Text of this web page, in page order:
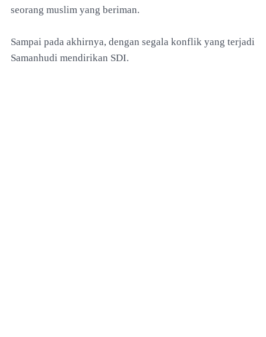
seorang muslim yang beriman.
Sampai pada akhirnya, dengan segala konflik yang terjadi
Samanhudi mendirikan SDI.